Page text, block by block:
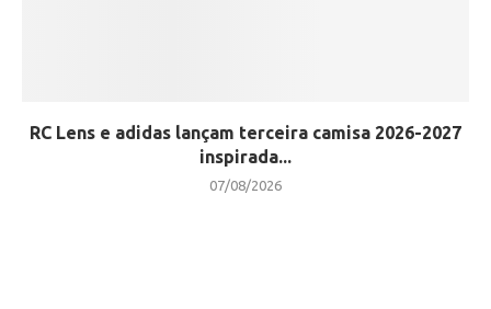
RC Lens e adidas lançam terceira camisa 2026-2027
inspirada...
07/08/2026